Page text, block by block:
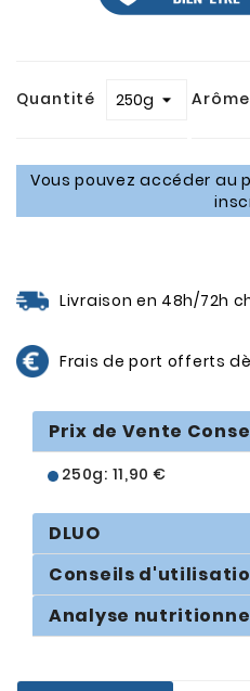
Quantité Arôme
Vous pouvez accéder au
Livraison en 48h/72h
Frais de port offerts
Prix de Vente
250g: 11,90 €
DLUO
Conseils
Analyse